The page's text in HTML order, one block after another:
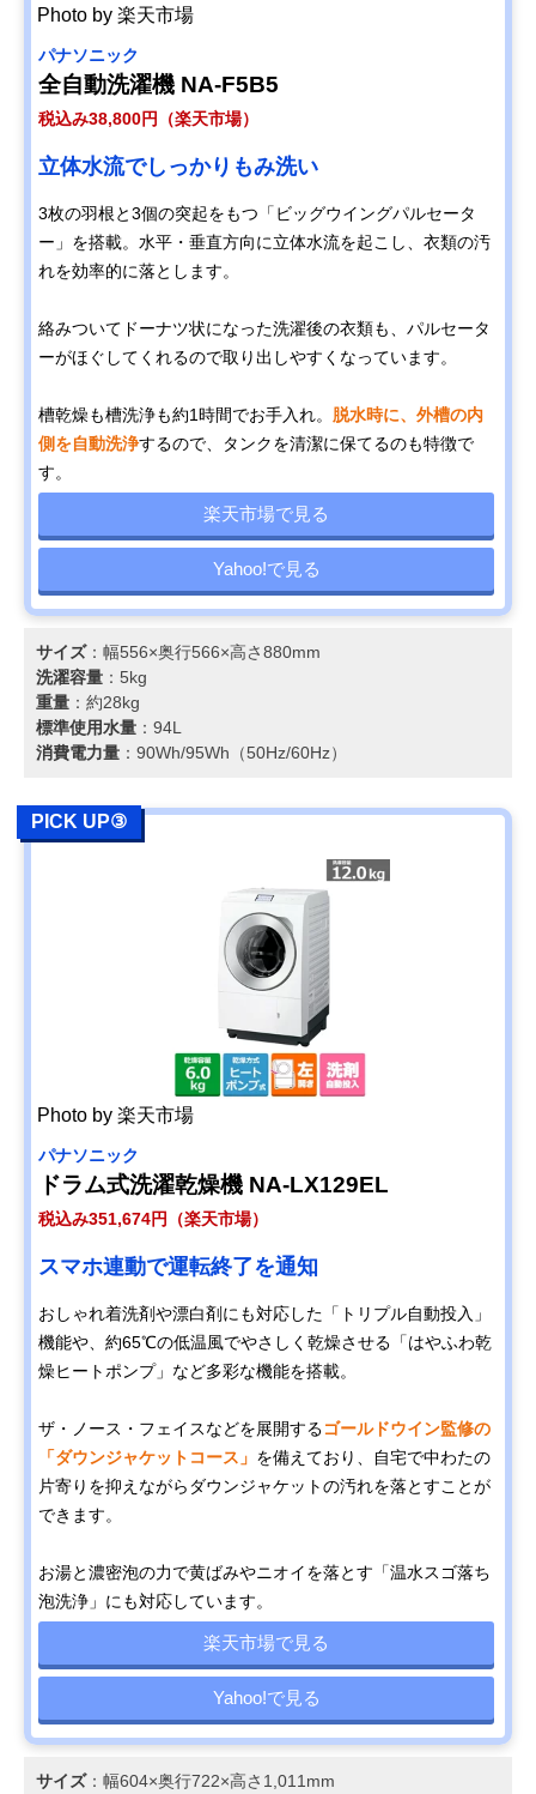
Photo by 楽天市場
パナソニック
全自動洗濯機 NA-F5B5
税込み38,800円（楽天市場）
立体水流でしっかりもみ洗い
3枚の羽根と3個の突起をもつ「ビッグウイングパルセータ
ー」を搭載。水平・垂直方向に立体水流を起こし、衣類の汚
れを効率的に落とします。
絡みついてドーナツ状になった洗濯後の衣類も、パルセータ
ーがほぐしてくれるので取り出しやすくなっています。
槽乾燥も槽洗浄も約1時間でお手入れ。 脱水時に、外槽の内
側を自動洗浄するので、タンクを清潔に保てるのも特徴で
す。
楽天市場で見る
Yahoo!で見る
サイズ：幅556×奥行566×高さ880mm
洗濯容量 ：5kg
重量 ：約28kg
標準使用水量 ：94L
消費電力量 ：90Wh/95Wh（50Hz/60Hz）
PICK UP③
Photo by 楽天市場
パナソニック
ドラム式洗濯乾燥機 NA-LX129EL
税込み351,674円（楽天市場）
スマホ連動で運転終了を通知
おしゃれ着洗剤や漂白剤にも対応した「トリプル自動投入」
機能や、約65℃の低温風でやさしく乾燥させる「はやふわ乾
燥ヒートポンプ」など多彩な機能を搭載。
ザ・ノース・フェイスなどを展開するゴールドウイン監修の
「ダウンジャケットコース」 を備えており、自宅で中わたの
片寄りを抑えながらダウンジャケットの汚れを落とすことが
できます。
お湯と濃密泡の力で黄ばみやニオイを落とす「温水スゴ落ち
泡洗浄」にも対応しています。
楽天市場で見る
Yahoo!で見る
サイズ：幅604×奥行722×高さ1,011mm